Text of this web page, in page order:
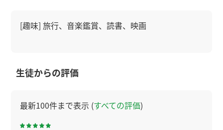
[趣味] 旅行、音楽鑑賞、読書、映画
生徒からの評価
最新100件まで表示 (すべての評価)